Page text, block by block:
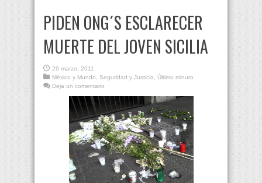
PIDEN ONG´S ESCLARECER
MUERTE DEL JOVEN SICILIA
29 marzo, 2011
México y Mundo
Seguridad y Justicia
Último minuto
Deja un comentario